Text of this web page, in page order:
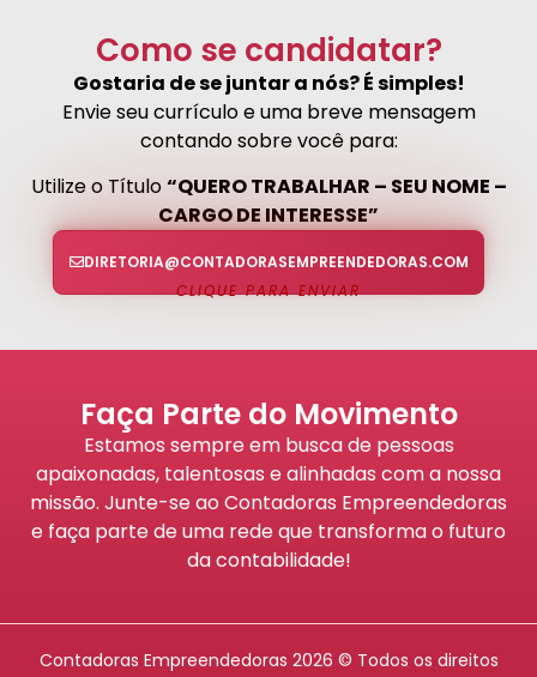
Como se candidatar?
Gostaria de se juntar a nós? É simples!
Envie seu currículo e uma breve mensagem
contando sobre você para:
Utilize o Título“QUERO TRABALHAR – SEU NOME –
CARGO DE INTERESSE”
DIRETORIA@CONTADORASEMPREENDEDORAS.COM
CLIQUE PARA ENVIAR
Faça Parte do Movimento
Estamos sempre em busca de pessoas
apaixonadas, talentosas e alinhadas com a nossa
missão. Junte-se ao Contadoras Empreendedoras
e faça parte de uma rede que transforma o futuro
da contabilidade!
Contadoras Empreendedoras 2026 © Todos os direitos